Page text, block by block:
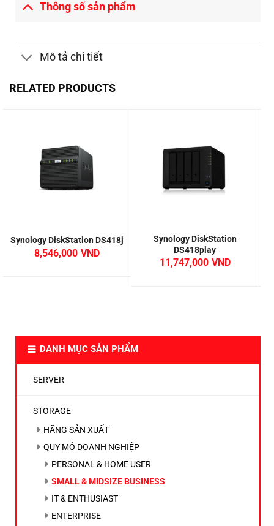
DANH MỤC SẢN PHẨM
SERVER
STORAGE
HÃNG SẢN XUẤT
QUY MÔ DOANH NGHIỆP
PERSONAL & HOME USER
SMALL & MIDSIZE BUSINESS
IT & ENTHUSIAST
ENTERPRISE
Thông số sản phẩm
Mô tả chi tiết
RELATED PRODUCTS
Synology DiskStation DS418j
8,546,000
Synology DiskStation
DS418play
11,747,000